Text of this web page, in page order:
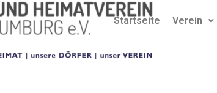
Startseite Verein